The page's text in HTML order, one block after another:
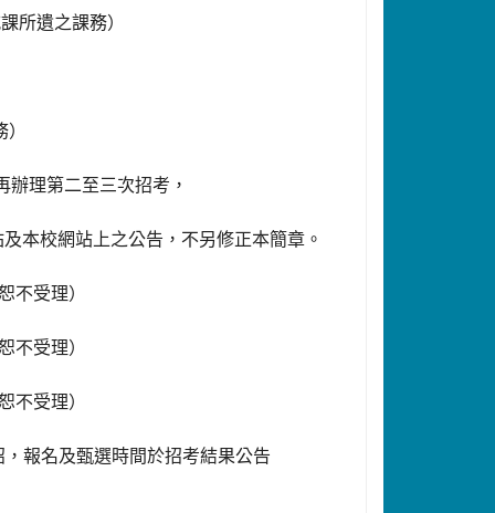
所遺之課務）
理第二至三次招考，
本校網站上之公告，不另修正本簡章。
不受理）
不受理）
不受理）
，報名及甄選時間於招考結果公告